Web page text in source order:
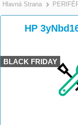
Hlavná Strana
HP
BLACK FRIDAY